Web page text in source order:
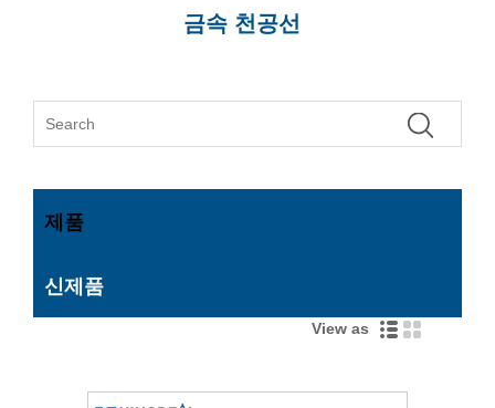
금속 천공선
제품
신제품
View as